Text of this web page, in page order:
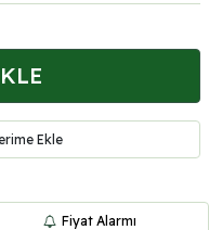
Ekle
Fiyat Alarmı